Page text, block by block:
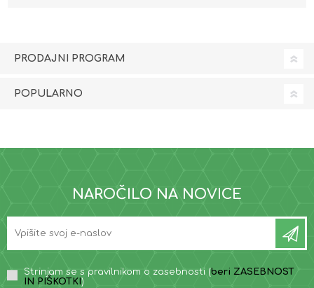
PRODAJNI PROGRAM
POPULARNO
NAROČILO NA NOVICE
Strinjam se s pravilnikom o zasebnosti (beri ZASEBNOST
IN PIŠKOTKI )